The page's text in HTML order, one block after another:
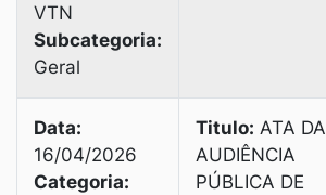
VTN
Subcategoria:
Geral
Data:
16/04/2026
Categoria:
Titulo: ATA DA
AUDIÊNCIA
PÚBLICA DE